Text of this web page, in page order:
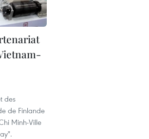
des
de Finlande
Minh-Ville